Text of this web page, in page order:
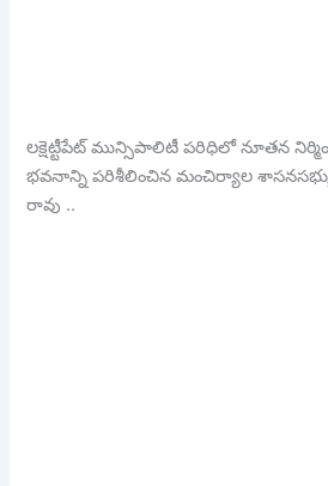
లక్షెట్టీపేట్ మున్సిపాలిటీ పరిధిలో నూతన
భవనాన్ని పరిశీలించిన మంచిర్యాల
రావు ..